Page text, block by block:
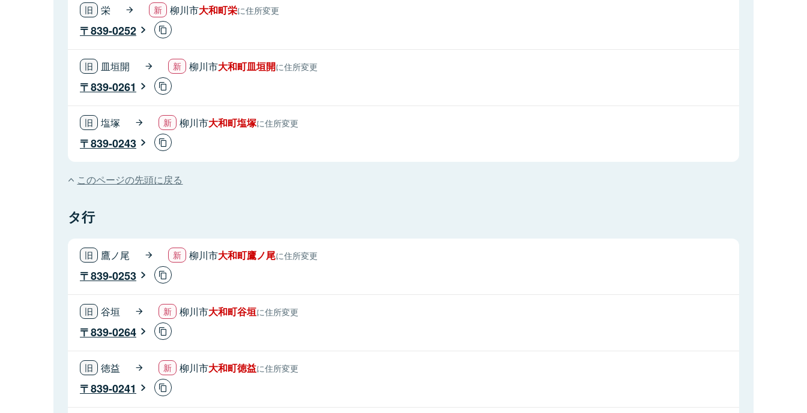
栄 柳川市大和町栄に住所変更
839-0252
皿垣開 柳川市大和町皿垣開に住所変更
839-0261
塩塚 柳川市大和町塩塚に住所変更
839-0243
このページの先頭に戻る
タ行
鷹ノ尾 柳川市大和町鷹ノ尾に住所変更
839-0253
谷垣 柳川市大和町谷垣に住所変更
839-0264
徳益 柳川市大和町徳益に住所変更
839-0241